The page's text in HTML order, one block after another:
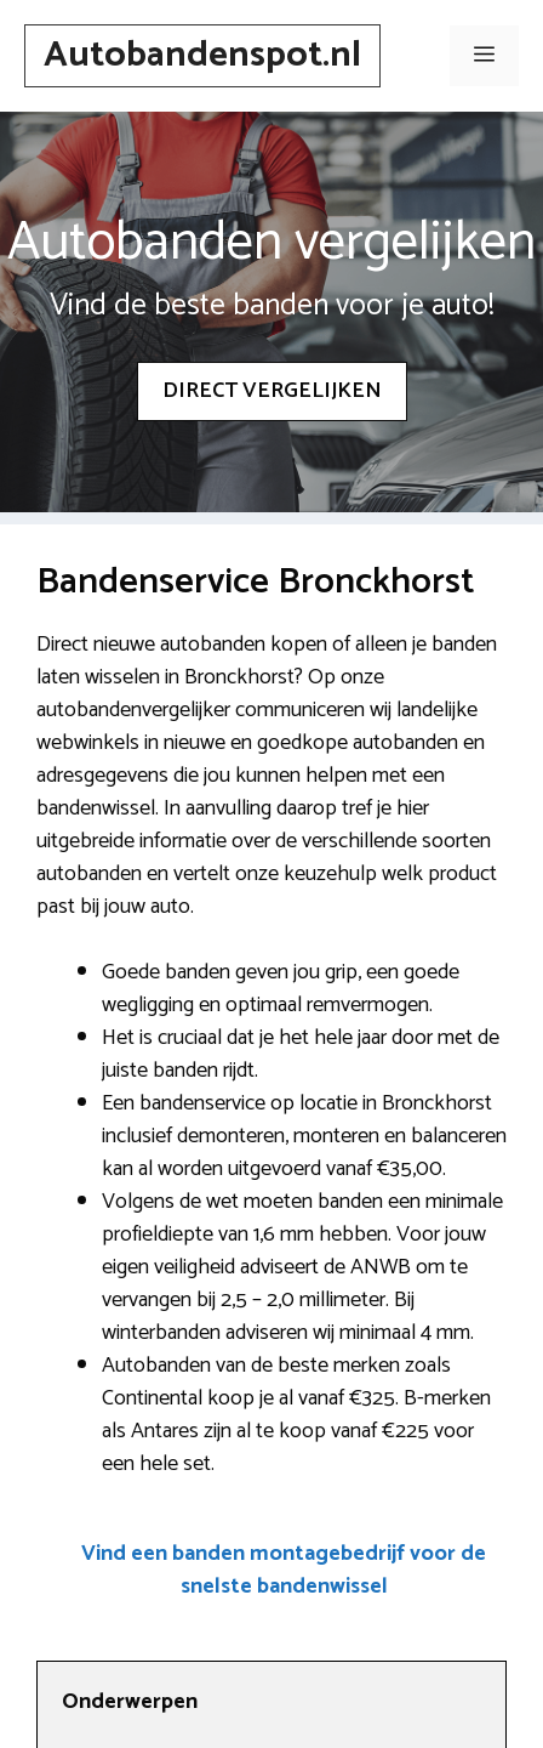
Spring
inhoudAutobandenspot.nl Menu
Autobanden vergelijken
Vind de beste banden voor je auto!
DIRECT VERGELIJKEN
Bandenservice Bronckhorst
Direct nieuwe autobanden kopen of alleen je banden
laten wisselen in Bronckhorst? Op onze
autobandenvergelijker communiceren wij landelijke
webwinkels in nieuwe en goedkope autobanden en
adresgegevens die jou kunnen helpen met een
bandenwissel. In aanvulling daarop tref je hier
uitgebreide informatie over de verschillende soorten
autobanden en vertelt onze keuzehulp welk product
past bij jouw auto.
Goede banden geven jou grip, een goede
wegligging en optimaal remvermogen.
Het is cruciaal dat je het hele jaar door met de
juiste banden rijdt.
Een bandenservice op locatie in Bronckhorst
inclusief demonteren, monteren en balanceren
kan al worden uitgevoerd vanaf €35,00.
Volgens de wet moeten banden een minimale
profieldiepte van 1,6 mm hebben. Voor jouw
eigen veiligheid adviseert de ANWB om te
vervangen bij 2,5 – 2,0 millimeter. Bij
winterbanden adviseren wij minimaal 4 mm.
Autobanden van de beste merken zoals
Continental koop je al vanaf €325. B-merken
als Antares zijn al te koop vanaf €225 voor
een hele set.
Vind een banden montagebedrijf voor de
snelste bandenwissel
Onderwerpen